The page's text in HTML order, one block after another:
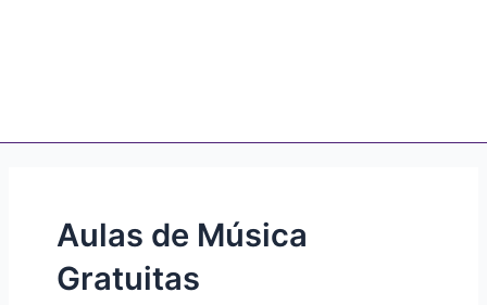
Aulas de Música
Gratuitas